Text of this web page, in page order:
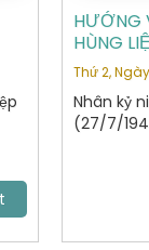
HƯỚNG
HÙNG
BINH -
Thứ 2,
Nhân kỷ
(27/7/
tưởng
sĩ Quốc